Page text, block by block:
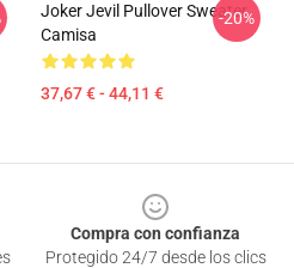
Joker Jevil Pullover Sweater
Camisa
37,67 € - 44,11 €
-20%
Compra con confianza
Protegido 24/7 desde los clics